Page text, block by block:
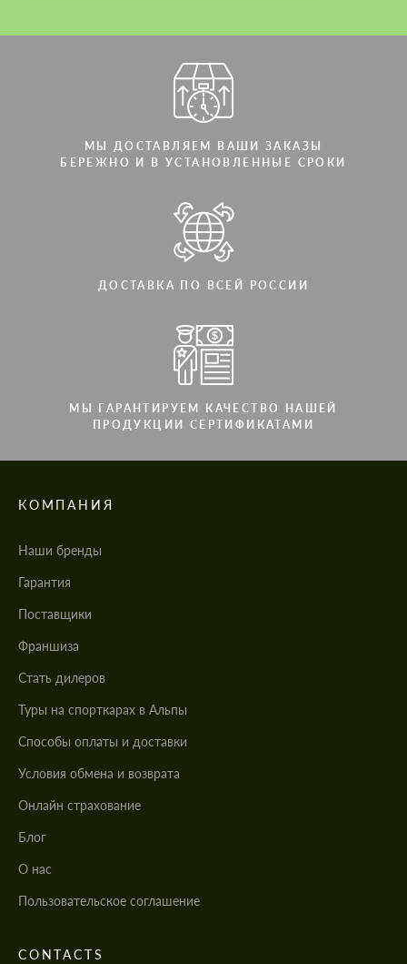
МЫ ДОСТАВЛЯЕМ ВАШИ ЗАКАЗЫ
БЕРЕЖНО И В УСТАНОВЛЕННЫЕ СРОКИ
ДОСТАВКА ПО ВСЕЙ РОССИИ
МЫ ГАРАНТИРУЕМ КАЧЕСТВО НАШЕЙ
ПРОДУКЦИИ СЕРТИФИКАТАМИ
КОМПАНИЯ
Наши бренды
Гарантия
Поставщики
Франшиза
Стать дилеров
Туры на спорткарах в Альпы
Cпособы оплаты и доставки
Условия обмена и возврата
Онлайн страхование
Блог
О нас
Пользовательское соглашение
CONTACTS